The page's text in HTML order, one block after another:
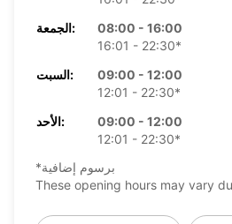
الجمعة:
08:00 - 16:00
16:01 - 22:30*
السبت:
09:00 - 12:00
12:01 - 22:30*
الأحد:
09:00 - 12:00
12:01 - 22:30*
*برسوم إضافية
These opening hours may vary